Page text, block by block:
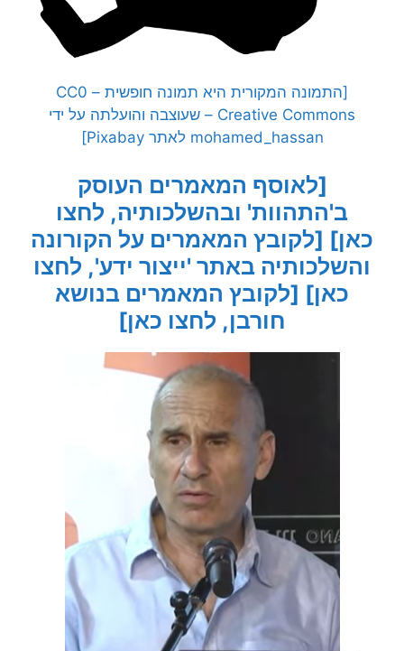
[התמונה המקורית היא תמונה חופשית – CC0
Creative Commons – שעוצבה והועלתה על ידי
mohamed_hassan לאתר Pixabay]
[לאוסף המאמרים העוסק
ב'התהוות' ובהשלכותיה, לחצו
כאן] [לקובץ המאמרים על הקורונה
והשלכותיה באתר 'ייצור ידע', לחצו
כאן] [לקובץ המאמרים בנושא
חורבן, לחצו כאן]